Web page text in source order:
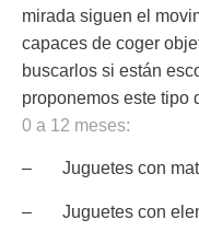
mirada siguen el
capaces de coger
buscarlos si están
proponemos este tipo
0 a 12 meses:
– Juguetes con
– Juguetes con